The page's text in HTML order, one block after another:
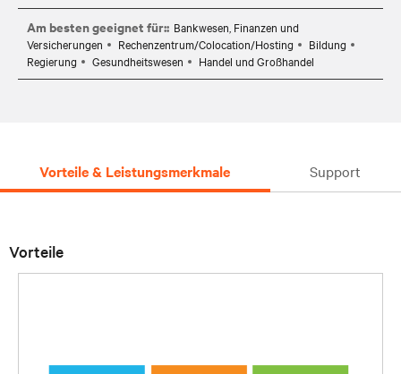
Am besten geeignet für:: Bankwesen, Finanzen und
Versicherungen
Rechenzentrum/Colocation/Hosting
Bildung
Regierung
Gesundheitswesen Handel und Großhandel
Vorteile & Leistungsmerkmale Support
Vorteile